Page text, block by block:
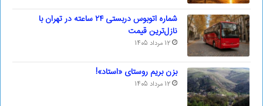
شماره اتوبوس دربستی ۲۴ ساعته در تهران با
نازل‌ترین قیمت
12 مرداد 1405
بزن بریم روستای «استاد»!
12 مرداد 1405